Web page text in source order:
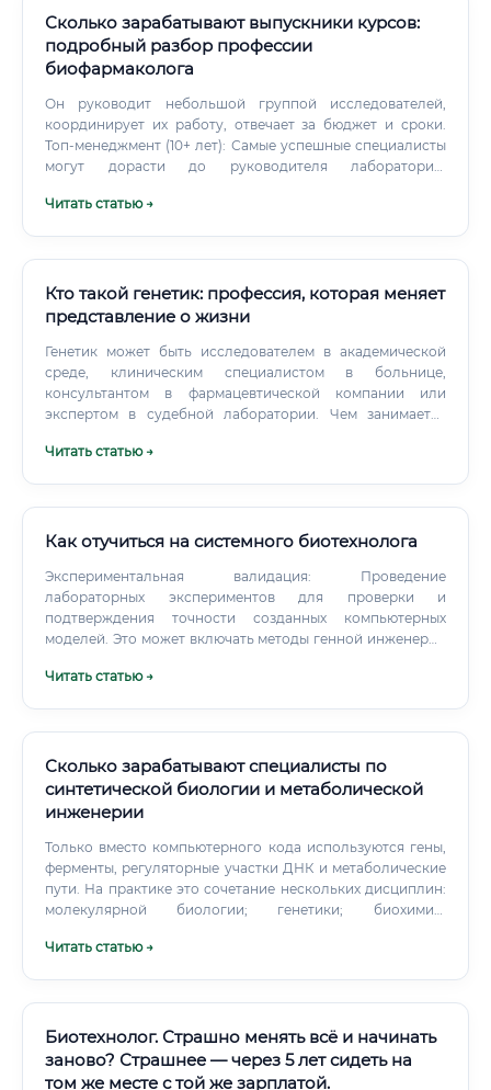
Сколько зарабатывают выпускники курсов:
подробный разбор профессии
биофармаколога
Он руководит небольшой группой исследователей,
координирует их работу, отвечает за бюджет и сроки.
Топ-менеджмент (10+ лет): Самые успешные специалисты
могут дорасти до руководителя лаборатории,
или занять другие руководящие посты в компании.
компетенций.
Читать статью →
Кто такой генетик: профессия, которая меняет
представление о жизни
Генетик может быть исследователем в академической
среде, клиническим специалистом в больнице,
консультантом в фармацевтической компании или
экспертом в судебной лаборатории. Чем занимается
и получите разные ответы. Потому что эта профессия не
Читать статью →
Как отучиться на системного биотехнолога
Экспериментальная валидация: Проведение
лабораторных экспериментов для проверки и
подтверждения точности созданных компьютерных
моделей. Это может включать методы генной инженерии
нового поколения (NGS) и др.
Читать статью →
Сколько зарабатывают специалисты по
синтетической биологии и метаболической
инженерии
Только вместо компьютерного кода используются гены,
ферменты, регуляторные участки ДНК и метаболические
пути. На практике это сочетание нескольких дисциплин:
молекулярной биологии; генетики; биохимии;
технологии; математического моделирования;
Читать статью →
Биотехнолог. Страшно менять всё и начинать
заново? Страшнее — через 5 лет сидеть на
том же месте с той же зарплатой.